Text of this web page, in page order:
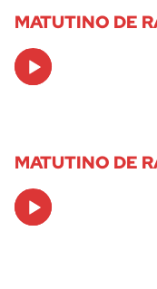
MATUTINO DE
Audio
Player
MATUTINO DE
Audio
Player